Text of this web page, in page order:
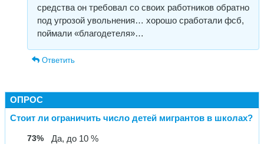
средства он требовал со своих работников обратно
под угрозой увольнения… хорошо сработали фсб,
поймали «благодетеля»…
Ответить
ОПРОС
Стоит ли ограничить число детей мигрантов в школах?
73% Да, до 10 %